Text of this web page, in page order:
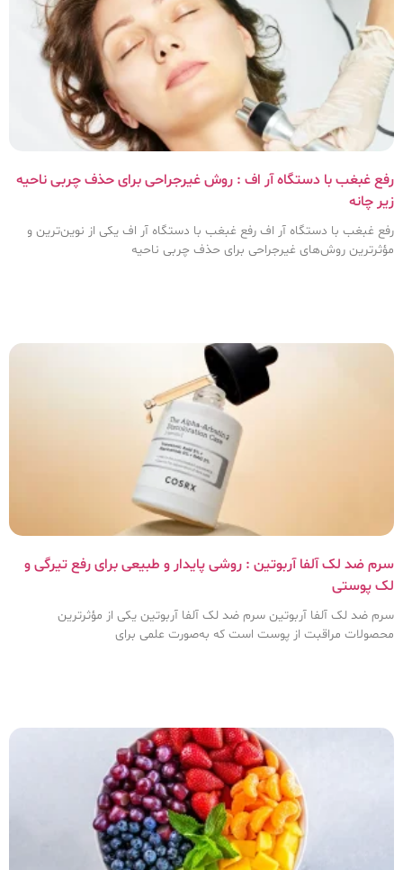
رفع غبغب با دستگاه آر اف : روش غیرجراحی برای حذف چربی ناحیه
زیر چانه
رفع غبغب با دستگاه آر اف رفع غبغب با دستگاه آر اف یکی از نوین‌ترین و
مؤثرترین روش‌های غیرجراحی برای حذف چربی ناحیه
سرم ضد لک آلفا آربوتین : روشی پایدار و طبیعی برای رفع تیرگی و
لک پوستی
سرم ضد لک آلفا آربوتین سرم ضد لک آلفا آربوتین یکی از مؤثرترین
محصولات مراقبت از پوست است که به‌صورت علمی برای